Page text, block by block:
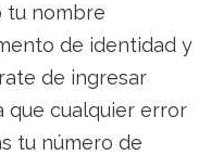
tu nombre
de identidad y
de ingresar
que cualquier error
tu número de